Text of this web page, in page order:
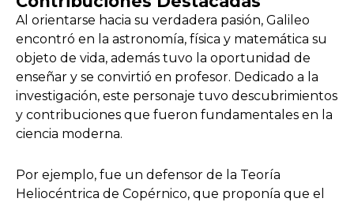
Al orientarse hacia su verdadera pasión, Galileo
encontró en la astronomía, física y matemática su
objeto de vida, además tuvo la oportunidad de
enseñar y se convirtió en profesor. Dedicado a la
investigación, este personaje tuvo descubrimientos
y contribuciones que fueron fundamentales en la
ciencia moderna.
Por ejemplo, fue un defensor de la Teoría
Heliocéntrica de Copérnico, que proponía que el